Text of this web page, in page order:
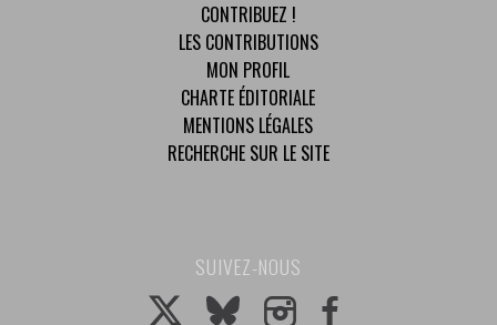
CONTRIBUEZ !
LES CONTRIBUTIONS
MON PROFIL
CHARTE ÉDITORIALE
MENTIONS LÉGALES
RECHERCHE SUR LE SITE
SUIVEZ-NOUS